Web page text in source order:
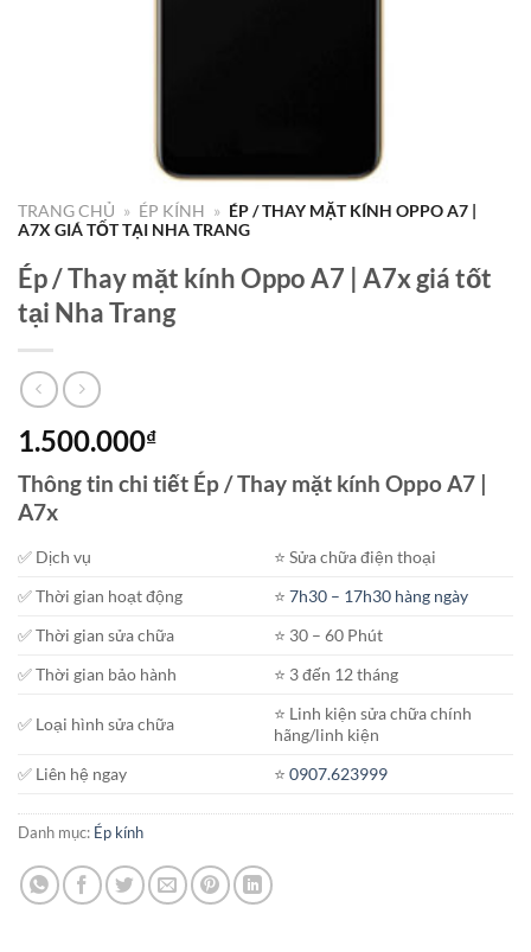
TRANG CHỦ » ÉP KÍNH » ÉP / THAY MẶT KÍNH OPPO A7 |
A7X GIÁ TỐT TẠI NHA TRANG
Ép / Thay mặt kính Oppo A7 | A7x giá tốt
tại Nha Trang
1.500.000₫
Thông tin chi tiết Ép / Thay mặt kính Oppo A7 |
A7x
✅ Dịch vụ
⭐️ Sửa chữa điện thoại
✅ Thời gian hoạt động
⭐️7h30 – 17h30 hàng ngày
✅ Thời gian sửa chữa
⭐️ 30 – 60 Phút
✅ Thời gian bảo hành
⭐️ 3 đến 12 tháng
✅ Loại hình sửa chữa
⭐️ Linh kiện sửa chữa chính
hãng/linh kiện
✅ Liên hệ ngay
⭐️0907.623999
Danh mục: Ép kính